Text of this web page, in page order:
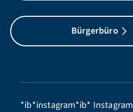
Bürgerbüro
*ib*instagram*ib* Instagram